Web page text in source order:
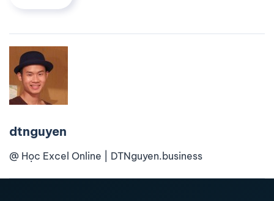
dtnguyen
@ Học Excel Online | DTNguyen.business